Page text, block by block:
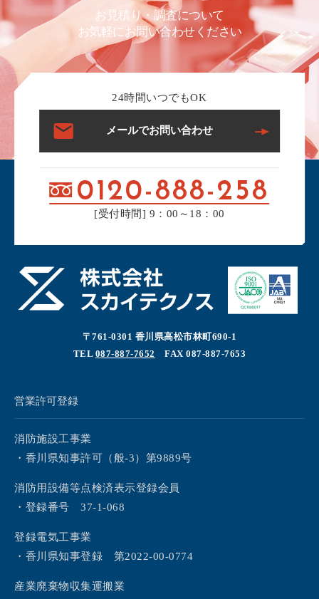
お見積り・調査について
お気軽にお問い合わせください
24時間いつでもOK
メールでお問い合わせ
0120-888-258
[受付時間] 9：00～18：00
〒761-0301 香川県高松市林町690-1
TEL 087-887-7652 FAX 087-887-7653
営業許可登録
消防施設工事業
・香川県知事許可（般-3）第9889号
消防用設備等点検済表示登録会員
・登録番号 37-1-068
登録電気工事業
・香川県知事登録 第2022-00-0774
産業廃棄物収集運搬業